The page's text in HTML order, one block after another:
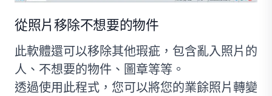
從照片移除不想要的物件
此軟體還可以移除其他瑕疵，包含亂入照片的
人、不想要的物件、圖章等等。
透過使用此程式，您可以將您的業餘照片轉變